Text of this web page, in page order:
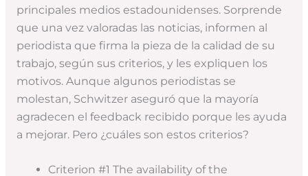
principales medios estadounidenses. Sorprende
que una vez valoradas las noticias, informen al
periodista que firma la pieza de la calidad de su
trabajo, según sus criterios, y les expliquen los
motivos. Aunque algunos periodistas se
molestan, Schwitzer aseguró que la mayoría
agradecen el feedback recibido porque les ayuda
a mejorar. Pero ¿cuáles son estos criterios?
Criterion #1 The availability of the